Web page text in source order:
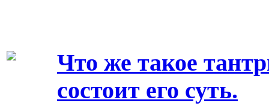
Что же такое
состоит его суть.